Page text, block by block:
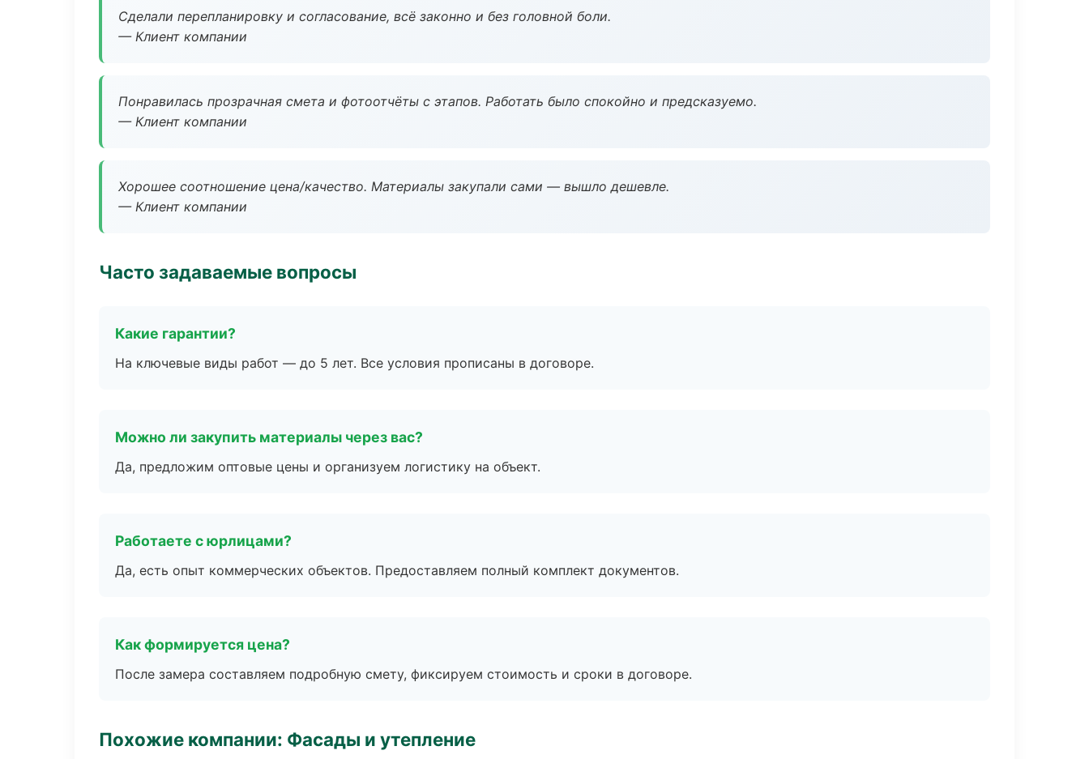
Сделали перепланировку и согласование, всё законно и без головной боли.
— Клиент компании
Понравилась прозрачная смета и фотоотчёты с этапов. Работать было спокойно и предсказуемо.
— Клиент компании
Хорошее соотношение цена/качество. Материалы закупали сами — вышло дешевле.
— Клиент компании
Часто задаваемые вопросы
Какие гарантии?
На ключевые виды работ — до 5 лет. Все условия прописаны в договоре.
Можно ли закупить материалы через вас?
Да, предложим оптовые цены и организуем логистику на объект.
Работаете с юрлицами?
Да, есть опыт коммерческих объектов. Предоставляем полный комплект документов.
Как формируется цена?
После замера составляем подробную смету, фиксируем стоимость и сроки в договоре.
Похожие компании: Фасады и утепление